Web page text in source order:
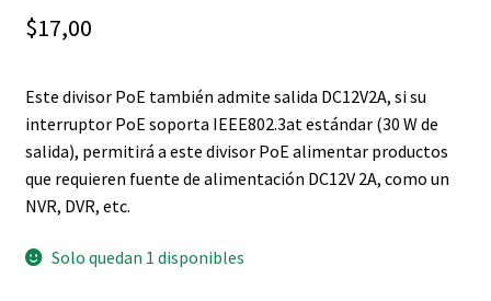
$17,00
Este divisor PoE también admite salida DC12V2A, si su
interruptor PoE soporta IEEE802.3at estándar (30 W de
salida), permitirá a este divisor PoE alimentar productos
que requieren fuente de alimentación DC12V 2A, como un
NVR, DVR, etc.
Solo quedan 1 disponibles